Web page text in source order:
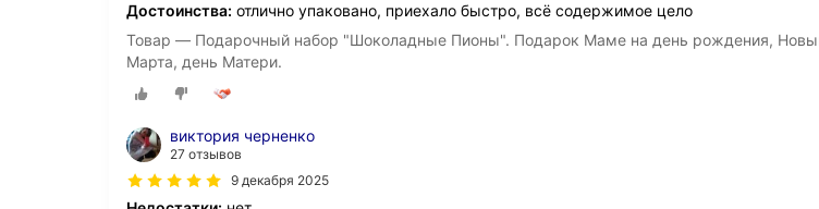
Достоинства: отлично упаковано, приехало быстро, всё содержимое цело
Товар — Подарочный набор "Шоколадные Пионы". Подарок Маме на день рождения,
Марта, день Матери.
виктория черненко
27 отзывов
9 декабря 2025